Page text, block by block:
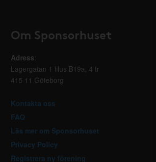
Om Sponsorhuset
Adress:
Lagergatan 1 Hus B19a, 4 tr
415 11 Göteborg
Kontakta oss
FAQ
Läs mer om Sponsorhuset
Privacy Policy
Registrera ny förening